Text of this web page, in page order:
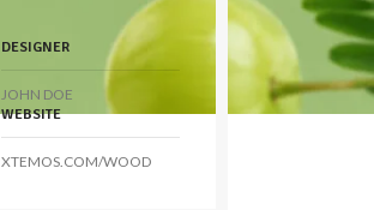
DESIGNER
JOHN DOE
WEBSITE
XTEMOS.COM/WOOD